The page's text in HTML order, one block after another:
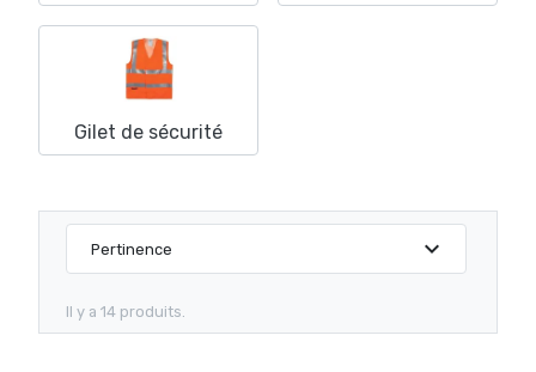
Gilet de sécurité
Il y a 14 produits.
Pertinence expand_more